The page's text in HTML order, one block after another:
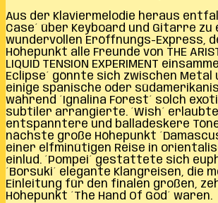
Aus der Klaviermelodie heraus
Case´ über Keyboard und Gitarre zu
wundervollen Eröffnungs-Express,
Höhepunkt alle Freunde von THE
LIQUID TENSION EXPERIMENT
Eclipse´ gönnte sich zwischen Metal
einige spanische oder
während ´Ignalina Forest´ solch
subtiler arrangierte. ´Wish´
entspanntere und balladeskere
nächste große Höhepunkt
einer elfminütigen Reise in
einlud. ´Pompei´ gestattete sich
´Borsuki´ elegante Klangreisen, die
Einleitung für den finalen großen,
Höhepunkt ´The Hand Of God´ waren.